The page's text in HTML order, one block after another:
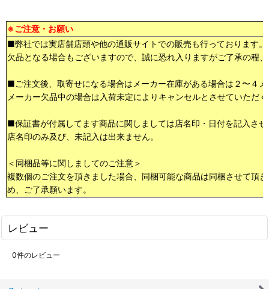
※ご注意・お願い
■弊社では実店舗店頭や他の通販サイトでの販売も行っております
欠品となる場合もございますので、誠に恐れ入りますがご了承の程
■ご注文後、取寄せになる場合はメーカー在庫がある場合は２〜４
メーカー欠品中の場合は入荷未定によりキャンセルとさせていただ
■保証書が付属してます商品に関しましては店名印・日付を記入さ
店名印のみ及び、未記入は出来ません。
＜同梱品等に関しましてのご注意＞
複数個のご注文を頂きました場合、同梱可能な商品は同梱させて頂
め、ご了承願います。
レビュー
0件のレビュー